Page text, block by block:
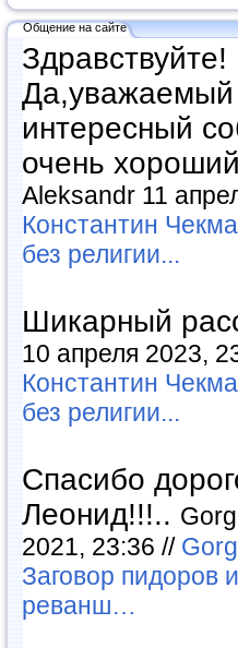
Общение на сайте
Здравствуйте!
Да,уважаемый
интересный
очень
Aleksandr 11
Константин
без религии...
Шикарный
10 апреля 2023,
Константин
без религии...
Спасибо
Леонид!!!..
2021, 23:36 //
Заговор пидоров
реванш…